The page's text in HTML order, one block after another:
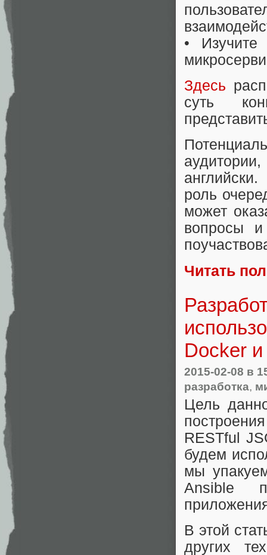
•
Здесь
суть
роль
может
вопросы
Читать
Docker
2015-02-08 в
разработка,
Цель
RESTful
будем
мы
Ansible
В этой
других